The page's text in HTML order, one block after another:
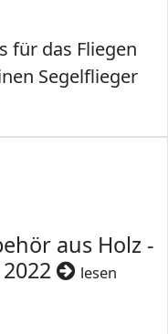
für das Fliegen
Segelflieger
aus Holz -
lesen